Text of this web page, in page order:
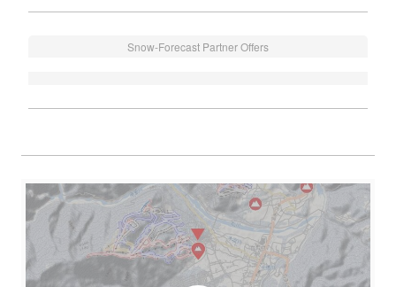
Snow-Forecast Partner Offers